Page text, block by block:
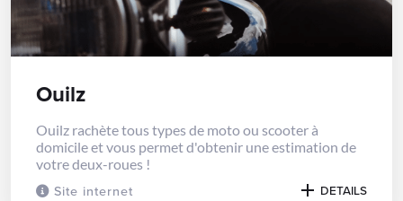
Site internet
Ouilz
Ouilz rachète tous types de moto ou scooter à
domicile et vous permet d'obtenir une estimation de
votre deux-roues !
DETAILS